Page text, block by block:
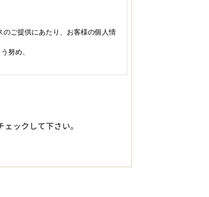
ックして下さい。